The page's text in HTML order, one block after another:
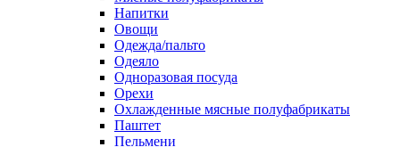
Напитки
Овощи
Одежда/пальто
Одеяло
Одноразовая посуда
Орехи
Охлажденные мясные полуфабрикаты
Паштет
Пельмени